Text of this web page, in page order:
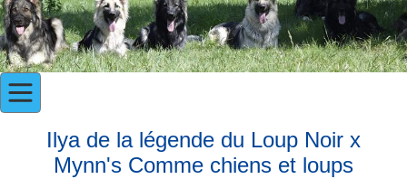
Ilya de la légende du Loup Noir x
Mynn's Comme chiens et loups